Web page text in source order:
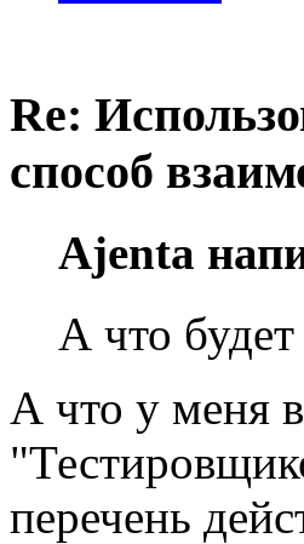
Re:
способ
Ajenta
А что
А что у меня
перечень